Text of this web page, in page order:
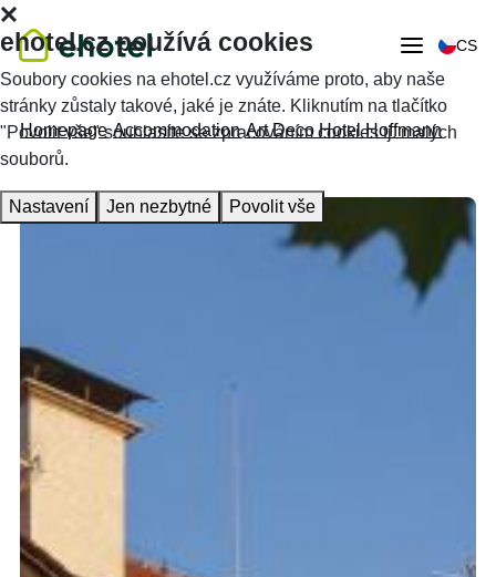
CS
Homepage Accommodation Art Deco Hotel Hoffmann
ehotel.cz používá cookies
Soubory cookies na ehotel.cz využíváme proto, aby naše
stránky zůstaly takové, jaké je znáte. Kliknutím na tlačítko
"Povolit vše" souhlasíte se zpracováním cookies tj. malých
souborů.
Nastavení Jen nezbytné Povolit vše